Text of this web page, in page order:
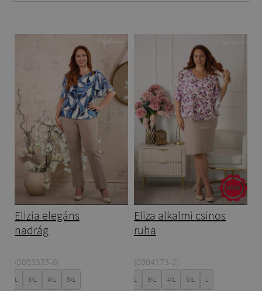
Elizia elegáns
nadrág
(0003325-6)
XXL 3XL 4XL
Eliza alkalmi csinos
ruha
(0004173-2)
XXL 3XL 4XL 5XL